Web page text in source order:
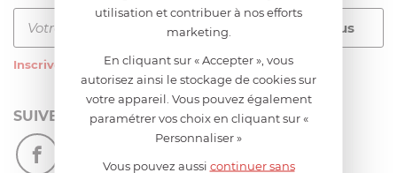
Inscrivez-vous à notre newsletter
SUIVEZ-NOUS
utilisation et contribuer à nos efforts
marketing.
En cliquant sur « Accepter », vous
autorisez ainsi le stockage de cookies sur
votre appareil. Vous pouvez également
paramétrer vos choix en cliquant sur «
Personnaliser »
Vous pouvez aussi continuer sans